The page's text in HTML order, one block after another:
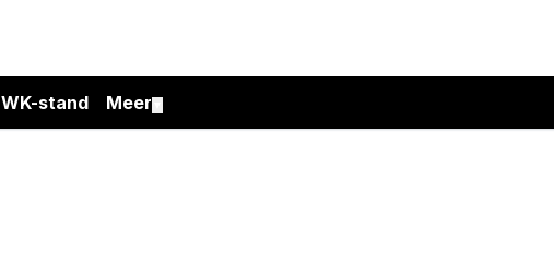
WK-stand Meer